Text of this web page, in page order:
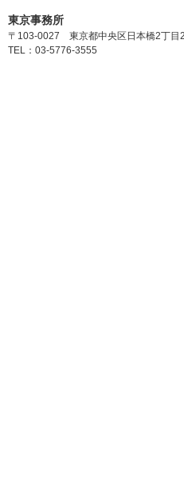
東京事務所
〒103-0027 東京都中央区日本橋2丁目
TEL：03-5776-3555